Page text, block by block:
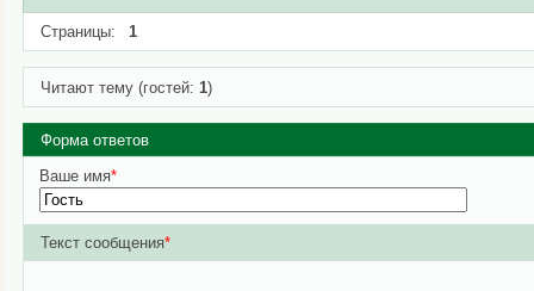
Страницы: 1
Читают тему (гостей: 1)
Форма ответов
Ваше имя*
Текст сообщения*